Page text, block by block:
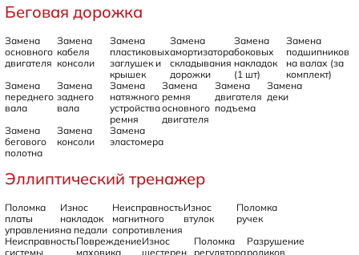
Беговая дорожка
Замена
основного
двигателя
Замена
кабеля
консоли
Замена
пластиковых
заглушек и
крышек
Замена
амортизатора
складывания
дорожки
Замена
боковых
накладок
(1 шт)
Замена
подшипников
на валах (за
комплект)
Замена
переднего
вала
Замена
заднего
вала
Замена
натяжного
устройства
ремня
Замена
ремня
основного
двигателя
Замена
двигателя
подъема
Замена
деки
Замена
бегового
полотна
Замена
консоли
Замена
эластомера
Эллиптический тренажер
Поломка
платы
управления
Износ
накладок
на педали
Неисправность
магнитного
сопротивления
Износ
втулок
Поломка
ручек
Неисправность
системы
Повреждение
маховика
Износ
шестерен
Поломка
регулятора
Разрушение
роликов